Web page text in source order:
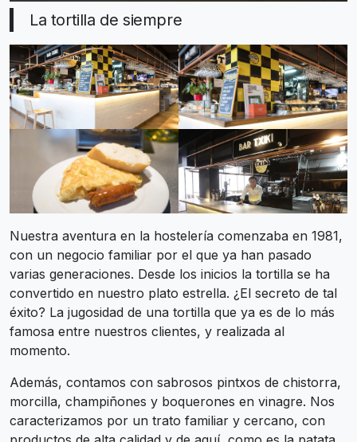
La tortilla de siempre
Nuestra aventura en la hostelería comenzaba en 1981,
con un negocio familiar por el que ya han pasado
varias generaciones. Desde los inicios la tortilla se ha
convertido en nuestro plato estrella. ¿El secreto de tal
éxito? La jugosidad de una tortilla que ya es de lo más
famosa entre nuestros clientes, y realizada al
momento.
Además, contamos con sabrosos pintxos de chistorra,
morcilla, champiñones y boquerones en vinagre. Nos
caracterizamos por un trato familiar y cercano, con